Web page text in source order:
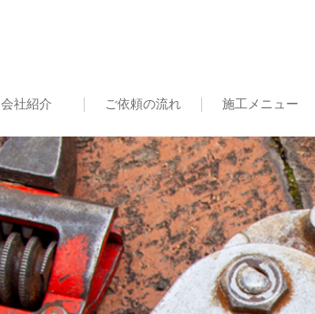
会社紹介 ご依頼の流れ 施工メニュー